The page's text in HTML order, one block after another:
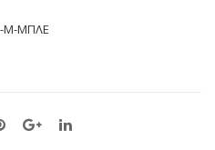
M-ΜΠΛΕ